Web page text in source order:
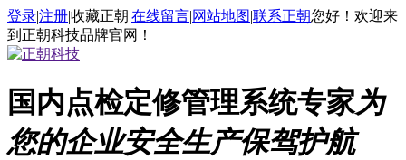
登录|注册|收藏正朝|在线留言|网站地图|联系正朝您好！欢迎来
到正朝科技品牌官网！
国内点检定修管理系统专家为
您的企业安全生产保驾护航